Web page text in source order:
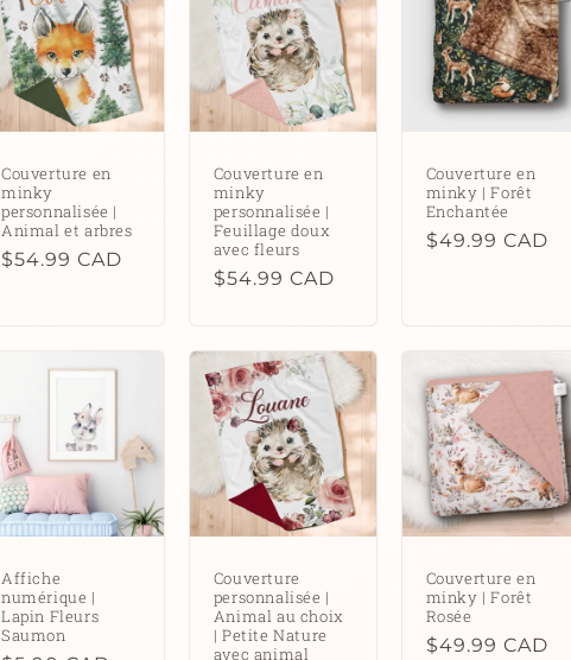
Couverture en
minky
personnalisée |
Animal et arbres
Prix
$54.99 CAD
Couverture en
minky
personnalisée |
Feuillage doux
avec fleurs
Prix
$54.99 CAD
Couverture en
minky | Forêt
Enchantée
Prix
$49.99 CAD
Affiche
numérique |
Lapin Fleurs
Saumon
Couverture
personnalisée |
Animal au choix
| Petite Nature
avec animal
Couverture en
minky | Forêt
Rosée
Prix
$49.99 CAD